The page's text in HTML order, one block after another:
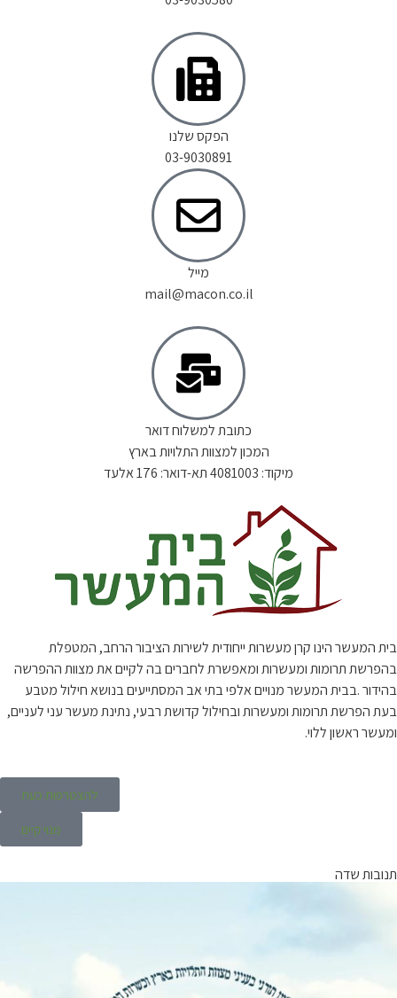
הפקס שלנו
03-9030891
מייל
mail@macon.co.il
כתובת למשלוח דואר
המכון למצוות התלויות בארץ
מיקוד: 4081003 תא-דואר: 176 אלעד
בית המעשר הינו קרן מעשרות ייחודית לשירות הציבור הרחב, המטפלת
בהפרשת תרומות ומעשרות ומאפשרת לחברים בה לקיים את מצוות ההפרשה
בהידור .בבית המעשר מנויים אלפי בתי אב המסתייעים בנושא חילול מטבע
בעת הפרשת תרומות ומעשרות ובחילול קדושת רבעי, נתינת מעשר עני לעניים,
ומעשר ראשון ללוי.
להצטרפות כעת
מנוי קיים
תנובות שדה